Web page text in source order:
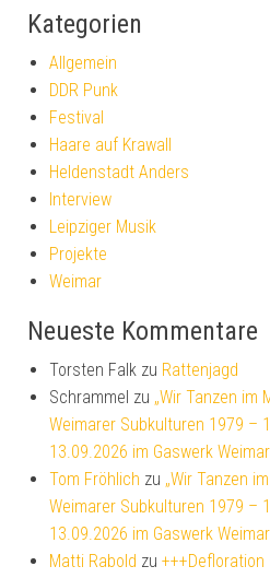
Kategorien
Allgemein
DDR Punk
Festival
Haare auf Krawall
Heldenstadt Anders
Interview
Leipziger Musik
Projekte
Weimar
Neueste Kommentare
Torsten Falk zu Rattenjagd
Schrammel zu „Wir Tanzen im
Weimarer Subkulturen 1979 –
13.09.2026 im Gaswerk Weimar
Tom Fröhlich zu „Wir Tanzen
Weimarer Subkulturen 1979 –
13.09.2026 im Gaswerk Weimar
Matti Rabold zu